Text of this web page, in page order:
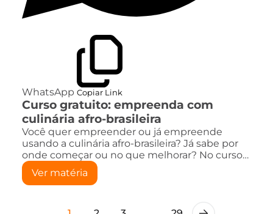
WhatsApp Copiar Link
Curso gratuito: empreenda com
culinária afro-brasileira
Você quer empreender ou já empreende
usando a culinária afro-brasileira? Já sabe por
onde começar ou no que melhorar? No curso…
Ver matéria